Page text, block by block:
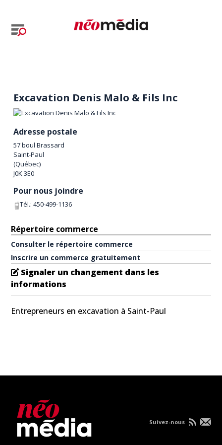
Excavation Denis Malo & Fils Inc
Adresse postale
57 boul Brassard
Saint-Paul
(Québec)
J0K 3E0
Pour nous joindre
Tél.:450-499-1136
Répertoire commerce
Consulter le répertoire commerce
Inscrire un commerce gratuitement
Signaler un changement dans les
informations
Entrepreneurs en excavation à Saint-Paul
Suivez-nous